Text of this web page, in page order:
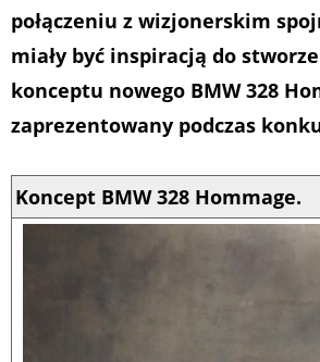
połączeniu z wizjonerskim
miały być inspiracją do
konceptu nowego BMW 328
zaprezentowany podczas
Koncept BMW 328 Hommage.